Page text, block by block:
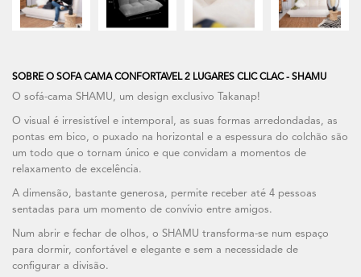
SOBRE O SOFA CAMA CONFORTAVEL 2 LUGARES CLIC CLAC - SHAMU
O sofá-cama SHAMU, um design exclusivo Takanap!
O visual é irresistível e intemporal, as suas formas arredondadas, as
pontas em bico, o puxado na horizontal e a espessura do colchão são
um todo que o tornam único e que convidam a momentos de
relaxamento de excelência.
A dimensão, bastante generosa, permite receber até 4 pessoas
sentadas para um momento de convívio entre amigos.
Num abrir e fechar de olhos, o SHAMU transforma-se num espaço
para dormir, confortável e elegante e sem a necessidade de
configurar a divisão.